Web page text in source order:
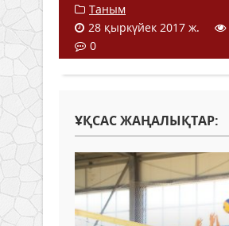
Таным
28 қыркүйек 2017 ж.
0
ҰҚСАС ЖАҢАЛЫҚТАР: